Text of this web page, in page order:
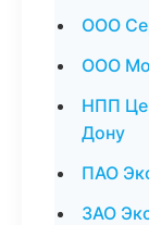
ООО
ООО
НПП
Дону
ПАО
ЗАО